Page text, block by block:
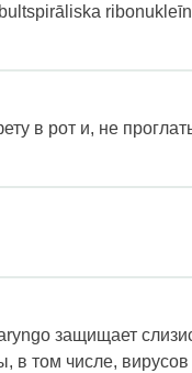
в рот и, не
защищает
в том числе,